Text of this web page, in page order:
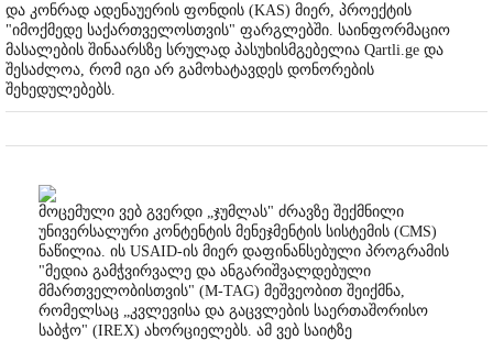
და კონრად ადენაუერის ფონდის (KAS) მიერ, პროექტის
"იმოქმედე საქართველოსთვის" ფარგლებში. საინფორმაციო
მასალების შინაარსზე სრულად პასუხისმგებელია Qartli.ge და
შესაძლოა, რომ იგი არ გამოხატავდეს დონორების
შეხედულებებს.
მოცემული ვებ გვერდი „ჯუმლას" ძრავზე შექმნილი
უნივერსალური კონტენტის მენეჯმენტის სისტემის (CMS)
ნაწილია. ის USAID-ის მიერ დაფინანსებული პროგრამის
"მედია გამჭვირვალე და ანგარიშვალდებული
მმართველობისთვის" (M-TAG) მეშვეობით შეიქმნა,
რომელსაც „კვლევისა და გაცვლების საერთაშორისო
საბჭო" (IREX) ახორციელებს. ამ ვებ საიტზე